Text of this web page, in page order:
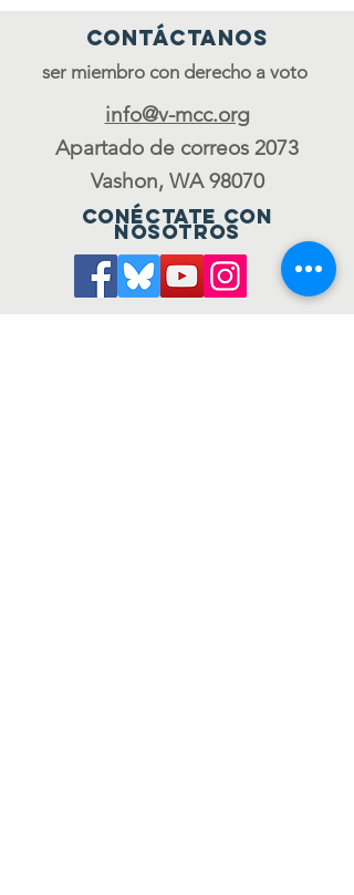
Contáctanos
ser miembro con derecho a voto
info@v-mcc.org
Apartado de correos 2073
Vashon, WA 98070
Conéctate con
nosotros